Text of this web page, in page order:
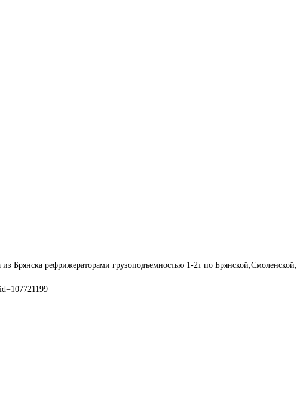
из Брянска рефрижераторами грузоподъемностью 1-2т по Брянской,Смоленской,